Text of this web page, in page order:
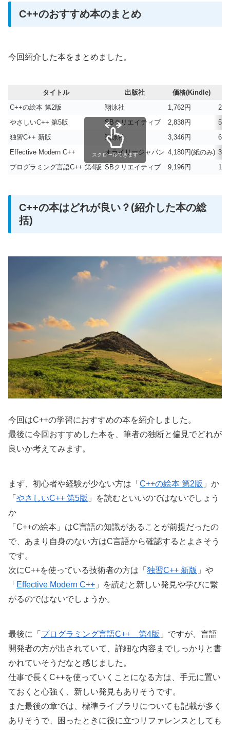
C++のおすすめ本のまとめ
今回紹介した本をまとめました。
タイトル 出版社 価格(Kindle)
C++の絵本 第2版
翔泳社 1,762円
やさしいC++ 第5版
SBクリエイティブ 2,838円
独習C++ 新版
翔泳社 3,346円
Effective Modern C++
オライリージャパン 4,180円(紙のみ)
プログラミング言語C++ 第4版 SBクリエイティブ 9,196円
スクロールできます
C++の本はどれが良い？(紹介した本の総
括)
今回はC++の学習におすすめの本を紹介しました。
最後に今回おすすめした本を、筆者の独断と偏見でどれが
良いか考えてみます。
まず、初心者や経験が少ない方は「 C++の絵本 第2版 」か
「 やさしいC++ 第5版 」を読むといいのではないでしょう
か
「C++の絵本」はC言語の知識があることが前提だったの
で、あまり自身のない方はC言語から確認するとよさそう
です。
次にC++を使っている技術者の方は「 独習C++ 新版 」や
「 Effective Modern C++ 」を読むと新しい発見や学びに繋
がるのではないでしょうか。
最後に「 プログラミング言語C++ 第4版 」ですが、言語
開発者の方が出されていて、詳細な内容までしっかりと書
かれていそうだなと感じました。
仕事で長くC++を使っていくことになる方は、手元に置い
ておくと心強く、新しい発見もありそうです。
また最後の章では、標準ライブラリについても記載が多く
ありそうで、困ったときに役に立つリファレンスとしても